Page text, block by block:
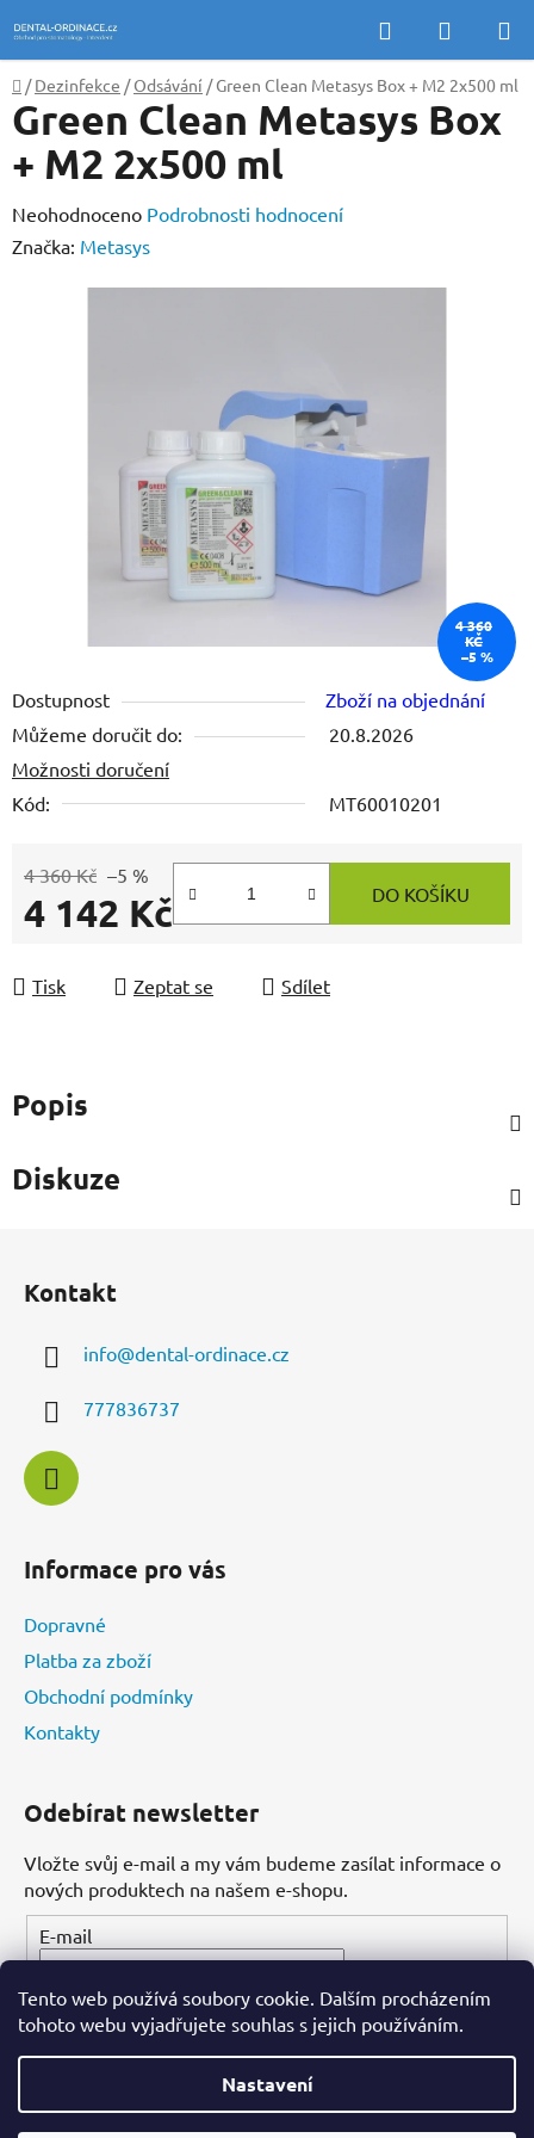
Tento web používá soubory cookie. Dalším procházením
tohoto webu vyjadřujete souhlas s jejich používáním.
Nastavení
na
obsah
Hledat
KOŠÍK
Domů
/ Dezinfekce / Odsávání / Green Clean Metasys Box + M2 2x500 ml
Dostupnost
Zboží na objednání
Můžeme doručit do:
20.8.2026
Možnosti doručení
Kód:
MT60010201
4 360 Kč –5 %
4 142 Kč DO KOŠÍKU
Tisk Zeptat se Sdílet
Green Clean Metasys Box
+ M2 2x500 ml
Průměrné
hodnocení
Neohodnoceno Podrobnosti hodnocení
Značka: Metasys
4 360
KČ
–5 %
Popis
Diskuze
Kontakt
info@dental-ordinace.cz
777836737
Informace pro vás
Dopravné
Platba za zboží
Obchodní podmínky
Kontakty
Odebírat newsletter
Vložte svůj e-mail a my vám budeme zasílat informace o
nových produktech na našem e-shopu.
E-mail
PŘIHLÁSIT SE